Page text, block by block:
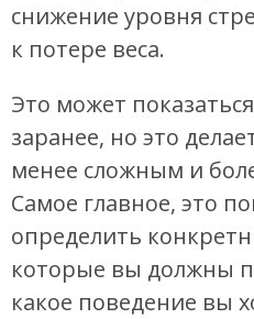
снижение уровня
к потере веса.
Это может
заранее, но это
менее сложным и
Самое главное, это
определить
которые вы должны
какое поведение вы